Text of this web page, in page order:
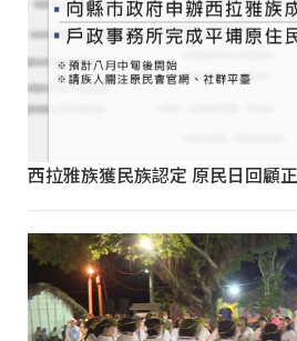
西拉雅族獲民族認定 原民日回顧